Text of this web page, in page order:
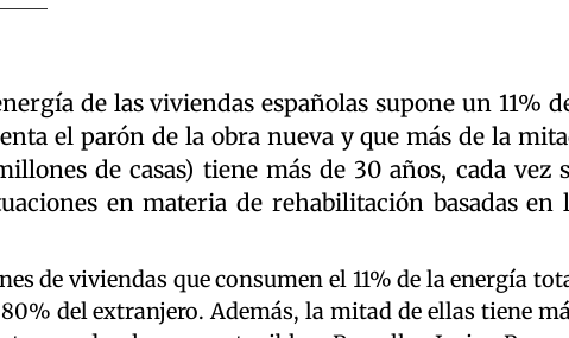
de las viviendas españolas supone un 11%
el parón de la obra nueva y que más de la
de casas) tiene más de 30 años, cada vez
en materia de rehabilitación basadas en
de viviendas que consumen el 11% de la energía
del extranjero. Además, la mitad de ellas tiene